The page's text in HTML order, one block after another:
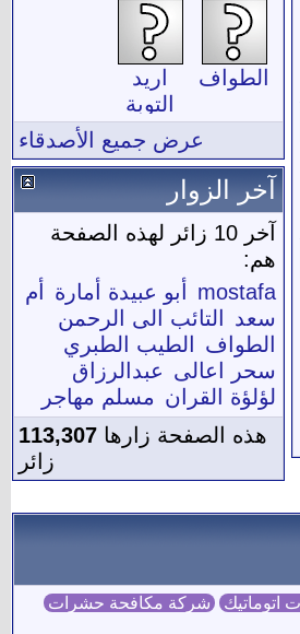
الطواف
اريد
التوبة
عرض جميع الأصدقاء
آخر الزوار
آخر 10 زائر لهذه الصفحة
هم:
mostafa
أبو عبيدة أمارة
أم
سعد
التائب الى الرحمن
الطواف
الطيب الطبري
سحر اعالى عبدالرزاق
لؤلؤة القران مسلم مهاجر
هذه الصفحة زارها 113,307
زائر
اتوماتيك شركة مكافحة حشرات